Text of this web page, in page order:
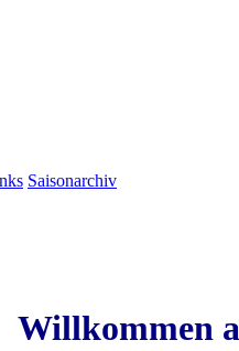
Saisonarchiv
Willkommen